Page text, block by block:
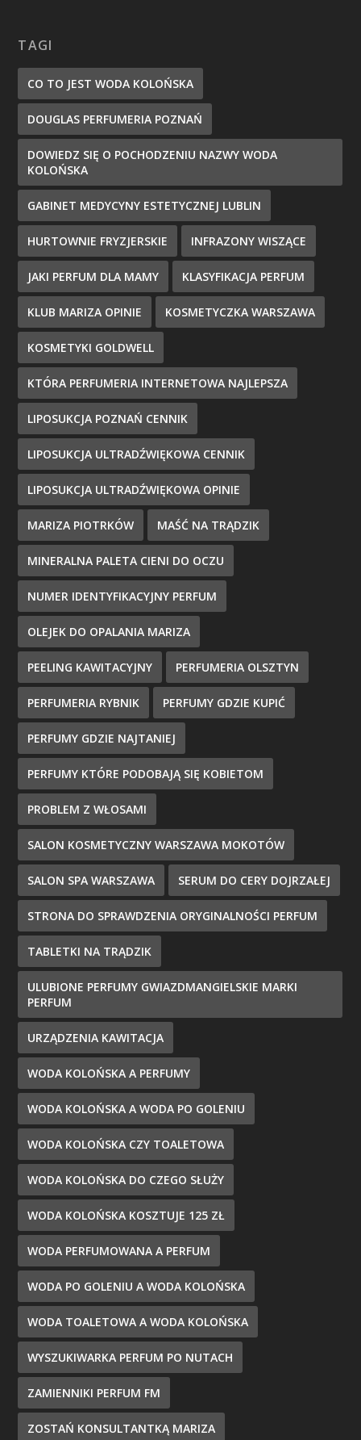
TAGI
CO TO JEST WODA KOLOŃSKA
DOUGLAS PERFUMERIA POZNAŃ
DOWIEDZ SIĘ O POCHODZENIU NAZWY WODA
KOLOŃSKA
GABINET MEDYCYNY ESTETYCZNEJ LUBLIN
HURTOWNIE FRYZJERSKIE INFRAZONY WISZĄCE
JAKI PERFUM DLA MAMY KLASYFIKACJA PERFUM
KLUB MARIZA OPINIE KOSMETYCZKA WARSZAWA
KOSMETYKI GOLDWELL
KTÓRA PERFUMERIA INTERNETOWA NAJLEPSZA
LIPOSUKCJA POZNAŃ CENNIK
LIPOSUKCJA ULTRADŹWIĘKOWA CENNIK
LIPOSUKCJA ULTRADŹWIĘKOWA OPINIE
MARIZA PIOTRKÓW MAŚĆ NA TRĄDZIK
MINERALNA PALETA CIENI DO OCZU
NUMER IDENTYFIKACYJNY PERFUM
OLEJEK DO OPALANIA MARIZA
PEELING KAWITACYJNY PERFUMERIA OLSZTYN
PERFUMERIA RYBNIK PERFUMY GDZIE KUPIĆ
PERFUMY GDZIE NAJTANIEJ
PERFUMY KTÓRE PODOBAJĄ SIĘ KOBIETOM
PROBLEM Z WŁOSAMI
SALON KOSMETYCZNY WARSZAWA MOKOTÓW
SALON SPA WARSZAWA SERUM DO CERY DOJRZAŁEJ
STRONA DO SPRAWDZENIA ORYGINALNOŚCI PERFUM
TABLETKI NA TRĄDZIK
ULUBIONE PERFUMY GWIAZDMANGIELSKIE MARKI
PERFUM
URZĄDZENIA KAWITACJA
WODA KOLOŃSKA A PERFUMY
WODA KOLOŃSKA A WODA PO GOLENIU
WODA KOLOŃSKA CZY TOALETOWA
WODA KOLOŃSKA DO CZEGO SŁUŻY
WODA KOLOŃSKA KOSZTUJE 125 ZŁ
WODA PERFUMOWANA A PERFUM
WODA PO GOLENIU A WODA KOLOŃSKA
WODA TOALETOWA A WODA KOLOŃSKA
WYSZUKIWARKA PERFUM PO NUTACH
ZAMIENNIKI PERFUM FM
ZOSTAŃ KONSULTANTKĄ MARIZA